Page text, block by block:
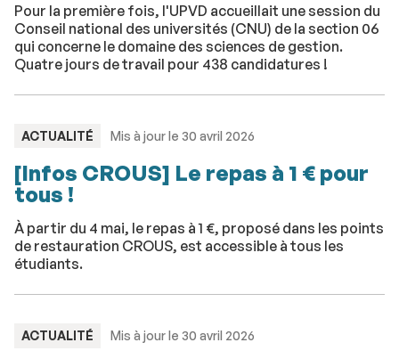
Pour la première fois, l'UPVD accueillait une session du
Conseil national des universités (CNU) de la section 06
qui concerne le domaine des sciences de gestion.
Quatre jours de travail pour 438 candidatures !
TYPE
ACTUALITÉ Mis à jour le 30 avril 2026
[Infos CROUS] Le repas à 1 € pour
tous !
À partir du 4 mai, le repas à 1 €, proposé dans les points
de restauration CROUS, est accessible à tous les
étudiants.
TYPE
ACTUALITÉ Mis à jour le 30 avril 2026